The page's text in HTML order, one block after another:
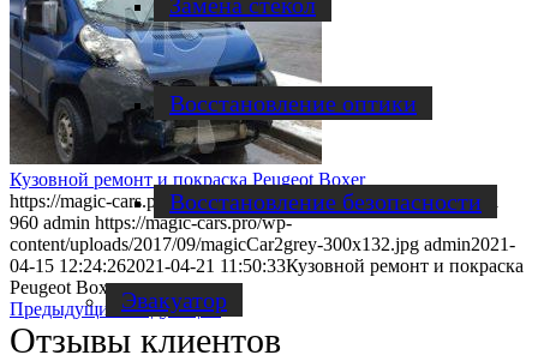
Восстановление оптики
Восстановление безопасности
Эвакуатор
Кузовной ремонт и покраска Peugeot Boxer
https://magic-cars.pro/wp-content/uploads/2021/04/3.1-1.jpg 541
960 admin https://magic-cars.pro/wp-
content/uploads/2017/09/magicCar2grey-300x132.jpg admin2021-
04-15 12:24:262021-04-21 11:50:33Кузовной ремонт и покраска
Peugeot Boxer
Предыдущий Следующий
Отзывы клиентов